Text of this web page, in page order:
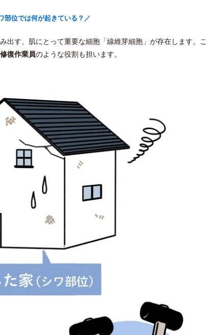
部位では何が起きている？／
出す、肌にとって重要な細胞「線維芽細胞」が存在します。こ
修復作業員のような役割も担います。